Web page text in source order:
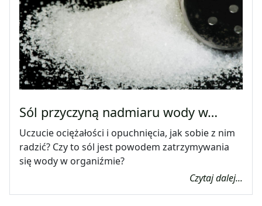
Sól przyczyną nadmiaru wody w…
Uczucie ociężałości i opuchnięcia, jak sobie z nim
radzić? Czy to sól jest powodem zatrzymywania
się wody w organiźmie?
Czytaj dalej...